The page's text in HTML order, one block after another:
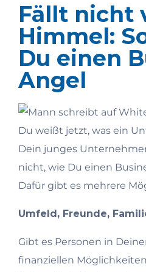
Fällt nicht
Himmel:
Du einen
Angel
Du weißt jetzt, was ein
Dein junges
nicht, wie Du einen
Dafür gibt es mehrere
Umfeld, Freunde,
Gibt es Personen in
finanziellen